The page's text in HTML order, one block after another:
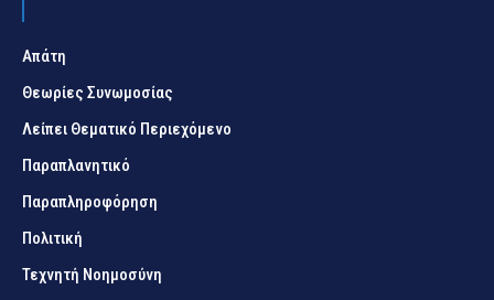
Απάτη
Θεωρίες Συνωμοσίας
Λείπει Θεματικό Περιεχόμενο
Παραπλανητικό
Παραπληροφόρηση
Πολιτική
Τεχνητή Νοημοσύνη